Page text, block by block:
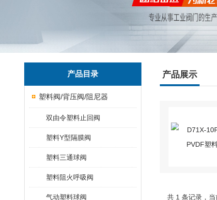
产品目录
塑料阀/背压阀/阻尼器
双由令塑料止回阀
塑料Y型隔膜阀
塑料三通球阀
塑料阻火呼吸阀
气动塑料球阀
产品展示
共 1 条记录，